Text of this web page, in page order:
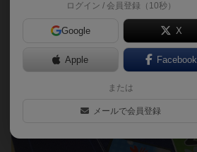
ログイン / 会員登録（10秒）
Google X
Apple Facebook
または
メールで会員登録